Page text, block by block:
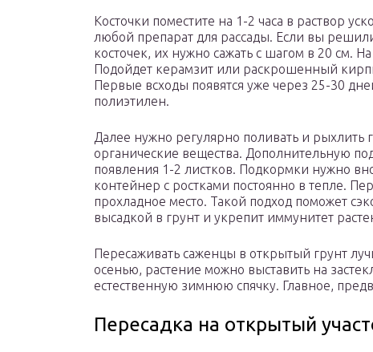
Косточки поместите на 1-2 часа в раствор
любой препарат для рассады. Если вы
косточек, их нужно сажать с шагом в 20 см.
Подойдет керамзит или раскрошенный
Первые всходы появятся уже через 25-30
полиэтилен.
Далее нужно регулярно поливать и рыхлить
органические вещества. Дополнительную
появления 1-2 листков. Подкормки нужно
контейнер с ростками постоянно в тепле.
прохладное место. Такой подход поможет
высадкой в грунт и укрепит иммунитет
Пересаживать саженцы в открытый грунт
осенью, растение можно выставить на
естественную зимнюю спячку. Главное,
Пересадка на открытый